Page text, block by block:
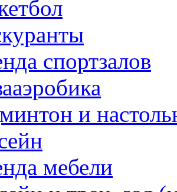
спортзалов
и
мебели